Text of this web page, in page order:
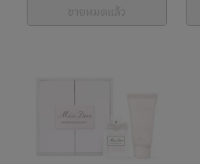
ขายหมดแล้ว